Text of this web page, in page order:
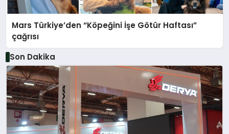
Mars Türkiye’den “Köpeğini İşe Götür Haftası”
çağrısı
Son Dakika